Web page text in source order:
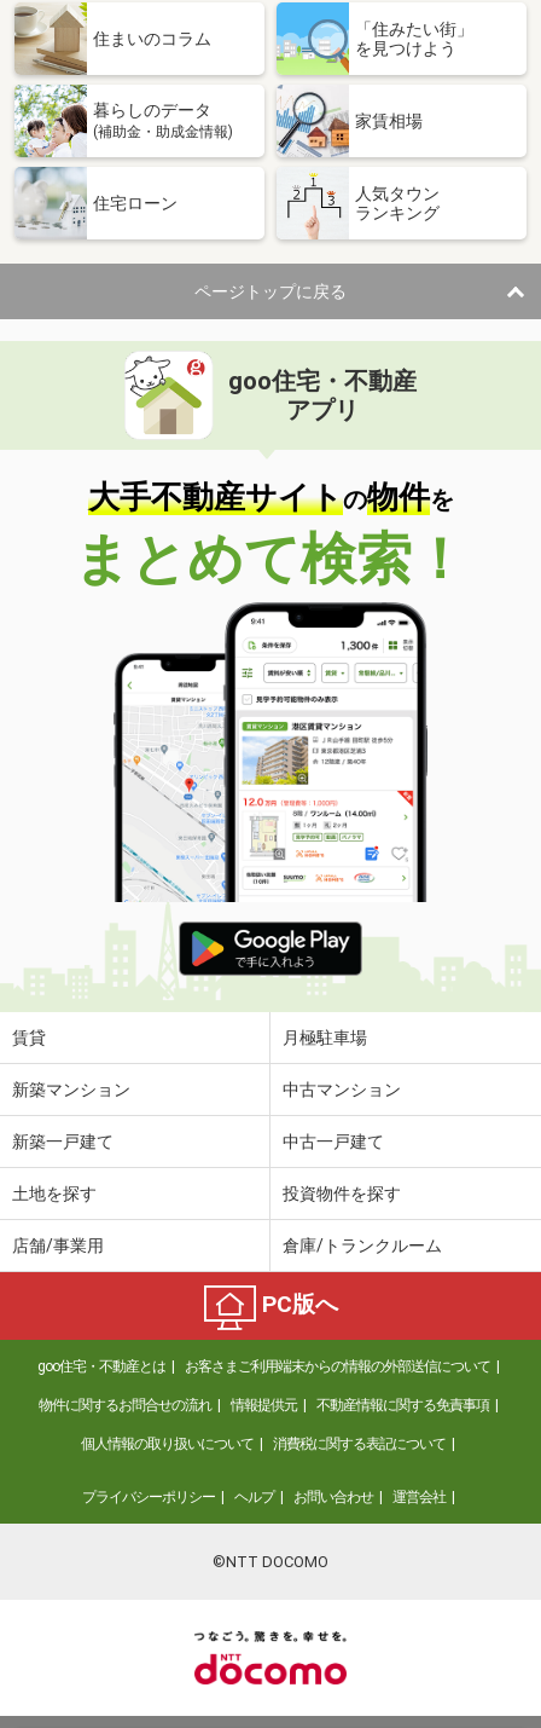
住まいのコラム
「住みたい街」
を見つけよう
暮らしのデータ
(補助金・助成金情報)
家賃相場
住宅ローン
人気タウン
ランキング
ページトップに戻る
goo住宅・不動産
アプリ
大手不動産サイトの物件を
まとめて検索！
賃貸 月極駐車場
新築マンション 中古マンション
新築一戸建て 中古一戸建て
土地を探す 投資物件を探す
店舗/事業用 倉庫/トランクルーム
PC版へ
goo住宅・不動産とは お客さまご利用端末からの情報の外部送信について
物件に関するお問合せの流れ 情報提供元 不動産情報に関する免責事項
個人情報の取り扱いについて 消費税に関する表記について
プライバシーポリシー ヘルプ お問い合わせ 運営会社
©NTT DOCOMO